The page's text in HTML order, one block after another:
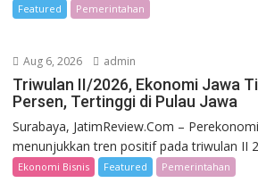
Featured Pemerintahan
Aug 6, 2026 admin
Triwulan II/2026, Ekonomi Jawa
Persen, Tertinggi di Pulau Jawa
Surabaya, JatimReview.Com –
menunjukkan tren positif pada triwulan II
Ekonomi Bisnis Featured Pemerintahan